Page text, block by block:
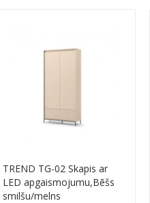
TREND TG-02 Skapis ar
LED apgaismojumu,Bēšs
smilšu/melns